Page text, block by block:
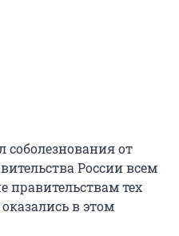
соболезнования от
России всем
правительствам тех
в этом